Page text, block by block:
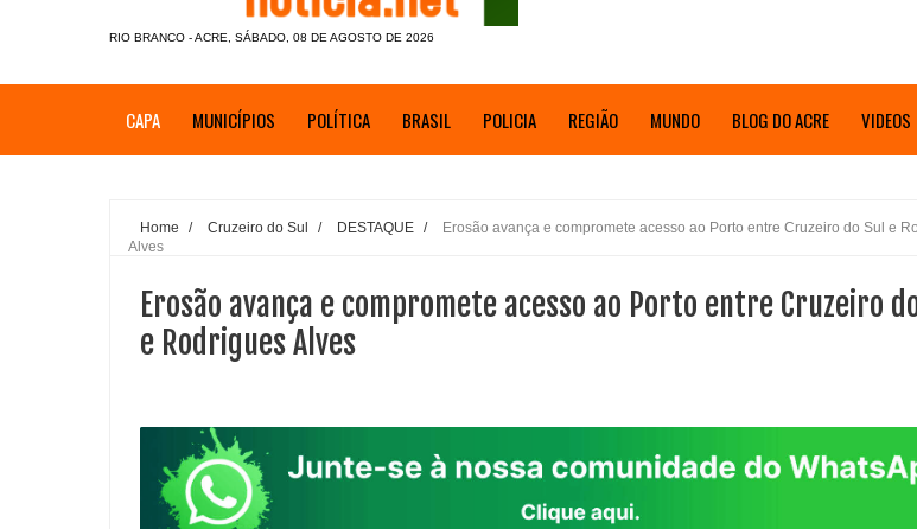
RIO BRANCO - ACRE, SÁBADO, 08 DE AGOSTO DE 2026
CAPA MUNICÍPIOS POLÍTICA BRASIL POLICIA REGIÃO MUNDO BLOG DO ACRE VIDEOS
Home / Cruzeiro do Sul / DESTAQUE /
Erosão avança e compromete acesso ao Porto entre Cruzeiro do Sul e
Alves
Erosão avança e compromete acesso ao Porto entre Cruzeiro
e Rodrigues Alves